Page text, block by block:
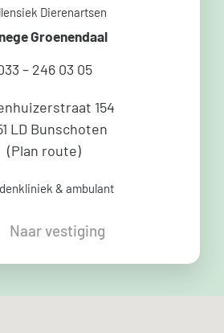
Dierenartsen
Groenendaal
– 246 03 05
154
LD Bunschoten
(Plan route)
& ambulant
Naar vestiging